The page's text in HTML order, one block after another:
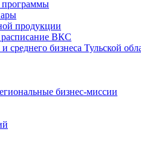
программы
продукции
расписание ВКС
среднего бизнеса Тульской
бизнес-миссии